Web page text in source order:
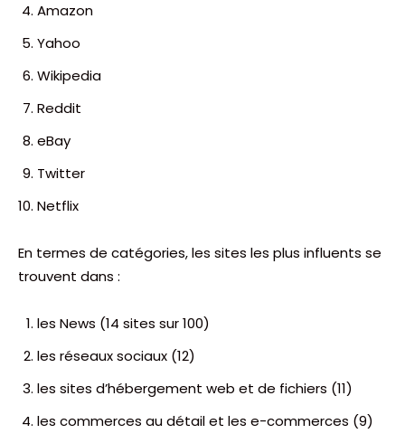
Amazon
Yahoo
Wikipedia
Reddit
eBay
Twitter
Netflix
En termes de catégories, les sites les plus influents se
trouvent dans :
les News (14 sites sur 100)
les réseaux sociaux (12)
les sites d’hébergement web et de fichiers (11)
les commerces au détail et les e-commerces (9)